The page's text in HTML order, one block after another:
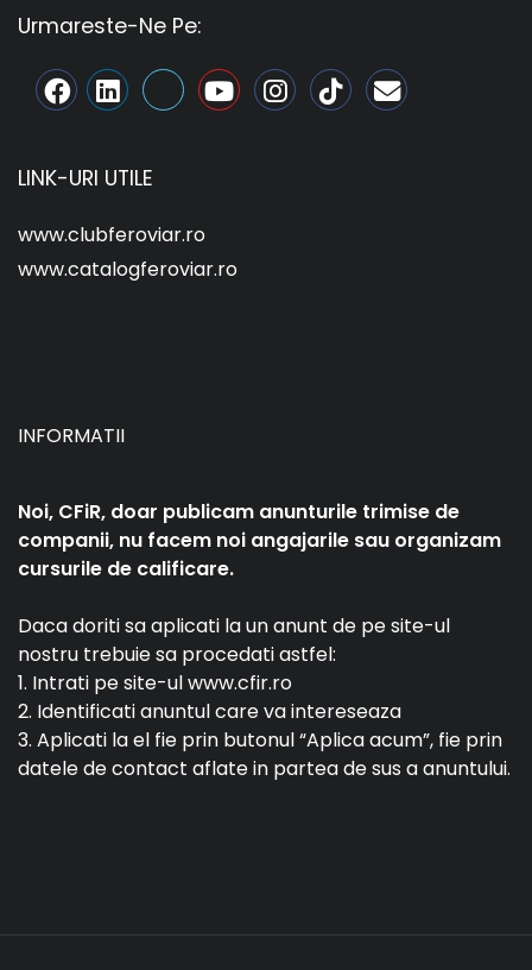
Urmareste-Ne Pe:
LINK-URI UTILE
www.clubferoviar.ro
www.catalogferoviar.ro
INFORMATII
Noi, CFiR, doar publicam anunturile trimise de
companii, nu facem noi angajarile sau organizam
cursurile de calificare.
Daca doriti sa aplicati la un anunt de pe site-ul
nostru trebuie sa procedati astfel:
1. Intrati pe site-ul www.cfir.ro
2. Identificati anuntul care va intereseaza
3. Aplicati la el fie prin butonul “Aplica acum”, fie prin
datele de contact aflate in partea de sus a anuntului.